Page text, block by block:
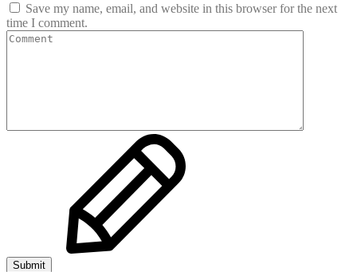
Save my name, email, and website in this browser for the next
time I comment.
Submit